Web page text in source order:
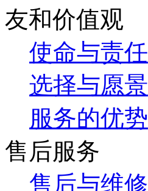
友和价值观
使命与责任
选择与愿景
服务的优势
售后服务
售后与维修